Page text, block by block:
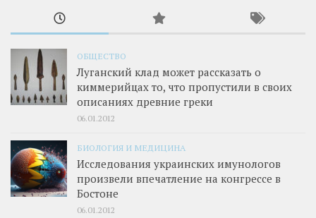
ОБЩЕСТВО
Луганский клад может рассказать о
киммерийцах то, что пропустили в своих
описаниях древние греки
06.01.2012
БИОЛОГИЯ И МЕДИЦИНА
Исследования украинских имунологов
произвели впечатление на конгрессе в
Бостоне
06.01.2012